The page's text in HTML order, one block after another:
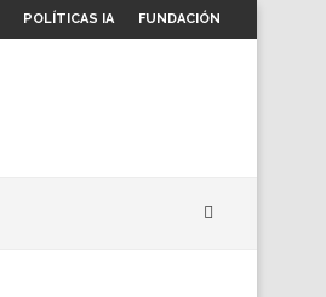
POLÍTICAS IA FUNDACIÓN